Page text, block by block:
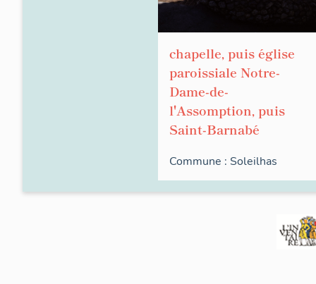
chapelle, puis église
paroissiale Notre-
Dame-de-
l'Assomption, puis
Saint-Barnabé
Commune : Soleilhas